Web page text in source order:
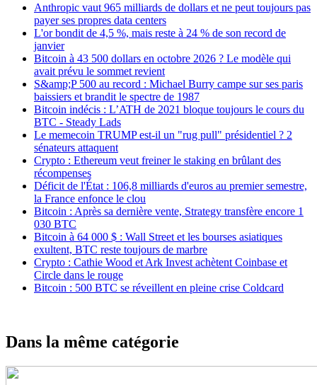
Anthropic vaut 965 milliards de dollars et ne peut toujours pas
payer ses propres data centers
L'or bondit de 4,5 %, mais reste à 24 % de son record de
janvier
Bitcoin à 43 500 dollars en octobre 2026 ? Le modèle qui
avait prévu le sommet revient
S&amp;P 500 au record : Michael Burry campe sur ses paris
baissiers et brandit le spectre de 1987
Bitcoin indécis : L’ATH de 2021 bloque toujours le cours du
BTC - Steady Lads
Le memecoin TRUMP est-il un "rug pull" présidentiel ? 2
sénateurs attaquent
Crypto : Ethereum veut freiner le staking en brûlant des
récompenses
Déficit de l'État : 106,8 milliards d'euros au premier semestre,
la France enfonce le clou
Bitcoin : Après sa dernière vente, Strategy transfère encore 1
030 BTC
Bitcoin à 64 000 $ : Wall Street et les bourses asiatiques
exultent, BTC reste toujours de marbre
Crypto : Cathie Wood et Ark Invest achètent Coinbase et
Circle dans le rouge
Bitcoin : 500 BTC se réveillent en pleine crise Coldcard
Dans la même catégorie